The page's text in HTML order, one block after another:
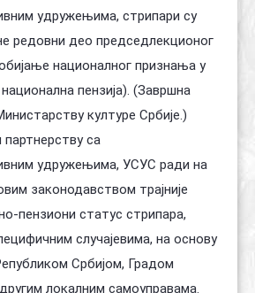
удружењима, стрипари су
редовни део председлекционог
националног признања у
пензија). (Завршна
културе Србије.)
партнерству са
удружењима, УСУС ради на
законодавством трајније
пензиони статус стрипара,
случајевима, на основу
Србијом, Градом
локалним самоуправама.